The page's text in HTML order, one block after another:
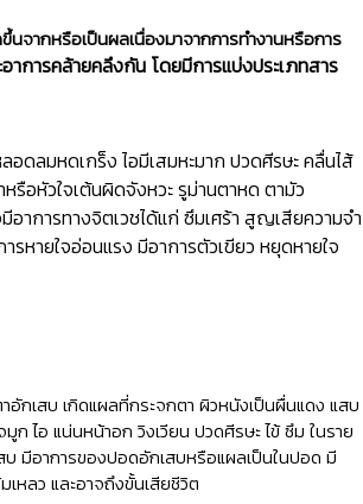
จากหรือเป็นผลเนื่องมาจากการทำงานหรือการ
การคล้ายคลึงกัน โดยมีการแบ่งประเภทสาร
อดลมหดเกร็ง ไอมีเสมหะมาก ปวดศีรษะ คลื่นไส้
รือหัวใจเต้นผิดจังหวะ รูม่านตาหด ตามัว
อาการทางจิตเวชได้แก่ ซึมเศร้า สูญเสียความจำ
รหายใจอ่อนแรง มีอาการตัวเขียว หยุดหายใจ
อักเสบ เกิดแผลที่กระจกตา ผิวหนังเป็นผื่นแดง แสบ
ก ไอ แน่นหน้าอก วิงเวียน ปวดศีรษะ ไข้ ซึม ในราย
บ มีอาการของปอดอักเสบหรือแผลเป็นในปอด มี
เหลว และอาจถึงขั้นเสียชีวิต